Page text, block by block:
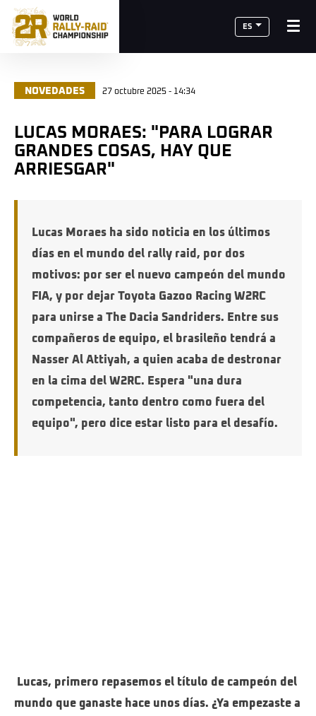
ES
NOVEDADES 27 octubre 2025 - 14:34
LUCAS MORAES: "PARA LOGRAR
GRANDES COSAS, HAY QUE
ARRIESGAR"
Lucas Moraes ha sido noticia en los últimos
días en el mundo del rally raid, por dos
motivos: por ser el nuevo campeón del mundo
FIA, y por dejar Toyota Gazoo Racing W2RC
para unirse a The Dacia Sandriders. Entre sus
compañeros de equipo, el brasileño tendrá a
Nasser Al Attiyah, a quien acaba de destronar
en la cima del W2RC. Espera "una dura
competencia, tanto dentro como fuera del
equipo", pero dice estar listo para el desafío.
Lucas, primero repasemos el título de campeón del
mundo que ganaste hace unos días. ¿Ya empezaste a